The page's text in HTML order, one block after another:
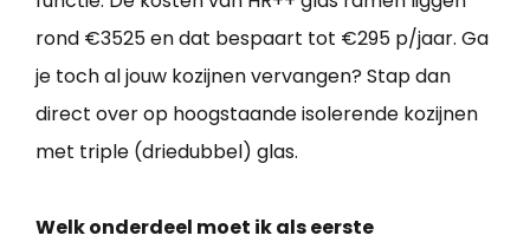
rond €3525 en dat bespaart tot €295 p/jaar. Ga
je toch al jouw kozijnen vervangen? Stap dan
direct over op hoogstaande isolerende kozijnen
met triple (driedubbel) glas.
Welk onderdeel moet ik als eerste